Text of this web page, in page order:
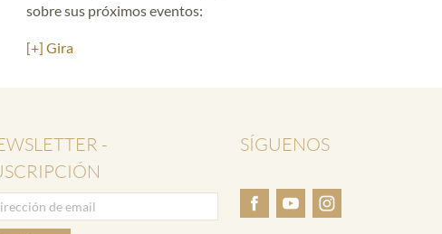
sobre sus próximos eventos:
[+] Gira
-
SÍGUENOS